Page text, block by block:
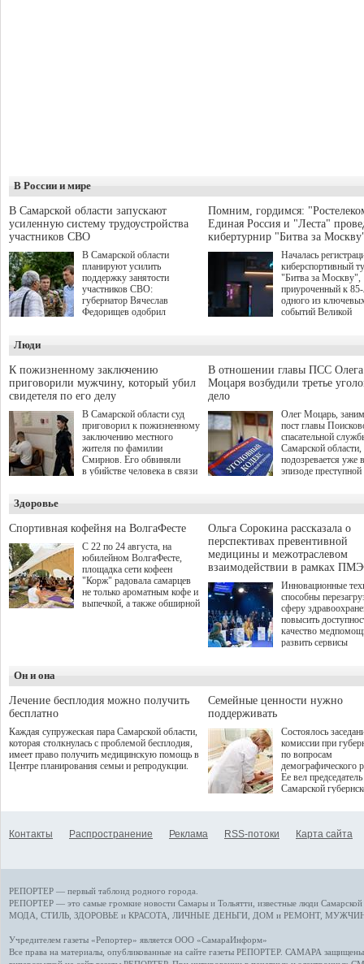
В России и мире
В Самарской области запускают
усиленную систему трудоустройства
участников СВО
В Самарской области
планируют усилить
поддержку занятости
участников СВО:
губернатор Вячеслав
Федорищев одобрил
Живайкина, направленные
на трудоустройство и более
спокойную адаптацию к
мирной жизни.
Помним, гордимся:
Единая Россия и "Леста"
кибертурнир "Битва за
Началась
киберспортивный
"Битва за Москву",
приуроченный к
одного из
событий Великой
игре "Мир танков"
выступили
партия "Единая
игровая студия
Люди
К пожизненному заключению
приговорили мужчину, который убил
свидетеля по его делу
В Самарской области суд
приговорил к пожизненному
заключению местного
жителя по фамилии
Смирнов. Его обвиняли
в убийстве человека в связи
В отношении главы ПСС Олега
Моцаря возбудили третье
дело
Олег Моцарь,
пост главы
спасательной
Самарской области,
подозревается уже
эпизоде преступной
а сам он
Здоровье
Спортивная кофейня на ВолгаФесте
С 22 по 24 августа, на
юбилейном ВолгаФесте,
площадка сети кофеен
"Корж" радовала самарцев
не только ароматным кофе и
выпечкой, а также обширной
Ольга Сорокина рассказала о
перспективах превентивной
медицины и межотраслевом
взаимодействии в рамках
Инновационные
способны
сферу
повысить
качество
развить сервисы
определенными
К ним можно
возникающие при
данными
более динамичного
проникновения
сегмент
отраслевое
рассказала Ольга
ходе сессии
качества жизни" в
ПМЭФ 2025. В
РФ Михаил
представители
Он и она
Лечение бесплодия можно получить
бесплатно
Каждая супружеская пара Самарской области,
которая столкнулась с проблемой бесплодия,
имеет право получить медицинскую помощь в
Центре планирования семьи и репродукции.
Семейные ценности нужно
поддерживать
Состоялось
комиссии при
по вопросам
демографического
Ее вел председатель
Самарской
Контакты Распространение Реклама RSS-потоки Карта сайта
РЕПОРТЕР — первый таблоид родного города.
РЕПОРТЕР — это самые громкие новости Самары и Тольятти, известные люди
МОДА, СТИЛЬ ЗДОРОВЬЕ и КРАСОТА ЛИЧНЫЕ ДЕНЬГИ ДОМ и РЕМОНТ,
Учредителем газеты «Репортер» является ООО «СамараИнформ»
Все права на материалы, опубликованные на сайте газеты РЕПОРТЕР. САМАРА защищены.